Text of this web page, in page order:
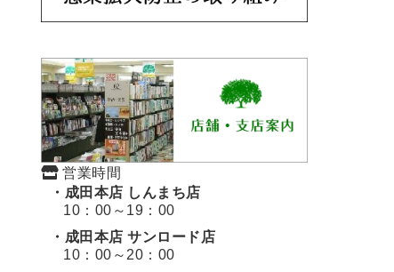
営業時間
・成田本店 しんまち店
10：00～19：00
・成田本店 サンロード店
10：00～20：00